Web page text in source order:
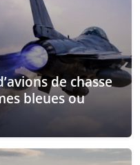
de chasse
bleues ou